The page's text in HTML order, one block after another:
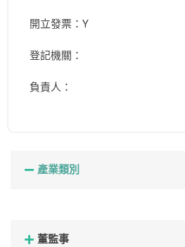
開立發票：Y
登記機關：
負責人：
產業類別
董監事